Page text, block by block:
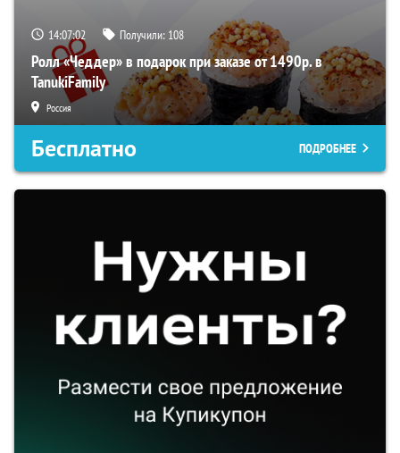
14:07:01 Получили: 108
Ролл «Чеддер» в подарок при заказе от 1490р. в
TanukiFamily
Россия
Бесплатно ПОДРОБНЕЕ